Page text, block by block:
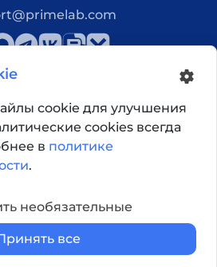
добраться?
cookie для улучшения
cookies всегда
в политике
.
необязательные
все